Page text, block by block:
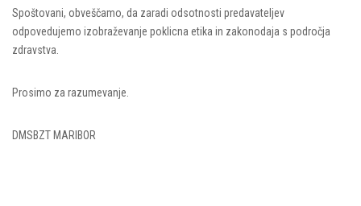
Spoštovani, obveščamo, da zaradi odsotnosti predavateljev
odpovedujemo izobraževanje poklicna etika in zakonodaja s področja
zdravstva.
Prosimo za razumevanje.
DMSBZT MARIBOR